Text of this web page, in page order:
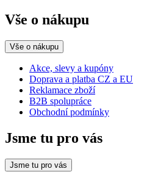
Vše o nákupu
Vše o nákupu
Akce, slevy a kupóny
Doprava a platba CZ a EU
Reklamace zboží
B2B spolupráce
Obchodní podmínky
Jsme tu pro vás
Jsme tu pro vás